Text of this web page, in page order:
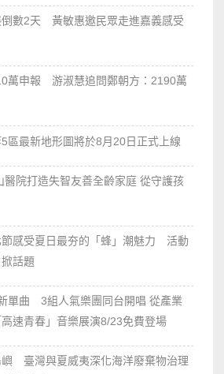
倒數2天 黃敏惠邀民眾走進嘉義感受
萬申報 游淑慧追問鄭朝方：2190萬
區最新地形圖將於8月20日正式上線
醫院打造失智友善全齡家庭 從守護孩
節感受夏日最夯的「蜂」潮魅力 活動
話題
單曲 3組人氣樂團同台開唱 從產業
速青春」音樂展演8/23免費登場
嶼 臺灣與夏威夷深化海洋廢棄物治理